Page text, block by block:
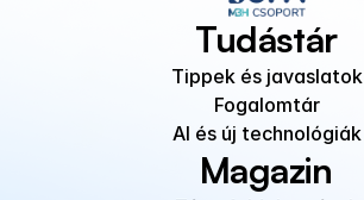
Tudástár
Tippek és javaslatok
Fogalomtár
AI és új technológiák
Magazin